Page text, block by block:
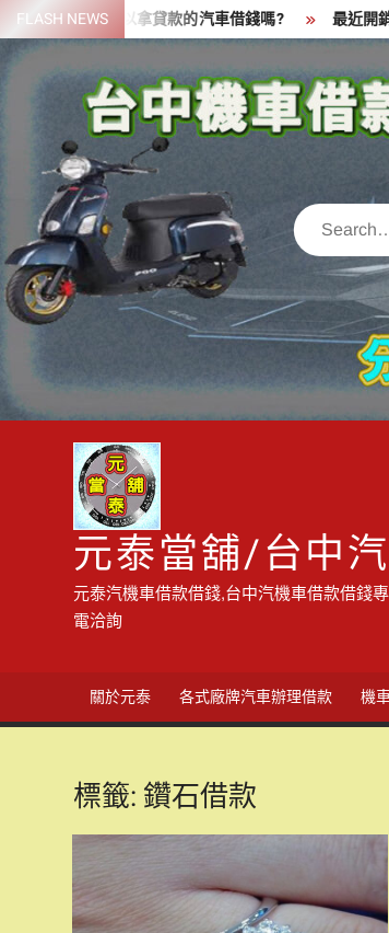
Skip
to
content
FLASH NEWS
筆資金,可以拿貸款的汽車借錢嗎? 最近開銷大
Search
元泰當舖/台中
元泰汽機車借款借錢,台中汽機車借款借錢
電洽詢
關於元泰 各式廠牌汽車辦理借款 機
標籤: 鑽石借款